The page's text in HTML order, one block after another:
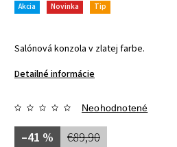
Akcia Novinka Tip
Salónová konzola v zlatej farbe.
Detailné informácie
Neohodnotené
€89,90
–41 %